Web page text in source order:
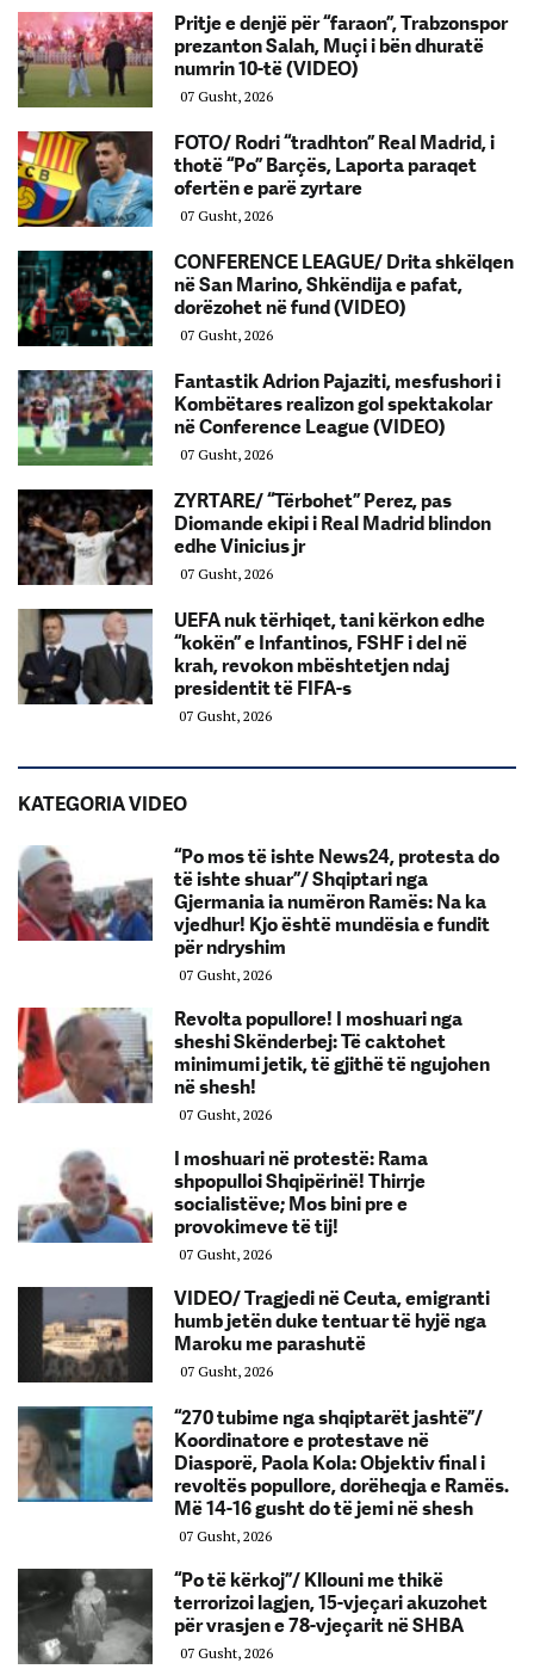
Pritje e denjë për “faraon”, Trabzonspor
prezanton Salah, Muçi i bën dhuratë
numrin 10-të (VIDEO)
07 Gusht, 2026
FOTO/ Rodri “tradhton” Real Madrid, i
thotë “Po” Barçës, Laporta paraqet
ofertën e parë zyrtare
07 Gusht, 2026
CONFERENCE LEAGUE/ Drita shkëlqen
në San Marino, Shkëndija e pafat,
dorëzohet në fund (VIDEO)
07 Gusht, 2026
Fantastik Adrion Pajaziti, mesfushori i
Kombëtares realizon gol spektakolar
në Conference League (VIDEO)
07 Gusht, 2026
ZYRTARE/ “Tërbohet” Perez, pas
Diomande ekipi i Real Madrid blindon
edhe Vinicius jr
07 Gusht, 2026
UEFA nuk tërhiqet, tani kërkon edhe
“kokën” e Infantinos, FSHF i del në
krah, revokon mbështetjen ndaj
presidentit të FIFA-s
07 Gusht, 2026
KATEGORIA VIDEO
“Po mos të ishte News24, protesta do
të ishte shuar”/ Shqiptari nga
Gjermania ia numëron Ramës: Na ka
vjedhur! Kjo është mundësia e fundit
për ndryshim
07 Gusht, 2026
Revolta popullore! I moshuari nga
sheshi Skënderbej: Të caktohet
minimumi jetik, të gjithë të ngujohen
në shesh!
07 Gusht, 2026
I moshuari në protestë: Rama
shpopulloi Shqipërinë! Thirrje
socialistëve; Mos bini pre e
provokimeve të tij!
07 Gusht, 2026
VIDEO/ Tragjedi në Ceuta, emigranti
humb jetën duke tentuar të hyjë nga
Maroku me parashutë
07 Gusht, 2026
“270 tubime nga shqiptarët jashtë”/
Koordinatore e protestave në
Diasporë, Paola Kola: Objektiv final i
revoltës popullore, dorëheqja e Ramës.
Më 14-16 gusht do të jemi në shesh
07 Gusht, 2026
“Po të kërkoj”/ Kllouni me thikë
terrorizoi lagjen, 15-vjeçari akuzohet
për vrasjen e 78-vjeçarit në SHBA
07 Gusht, 2026